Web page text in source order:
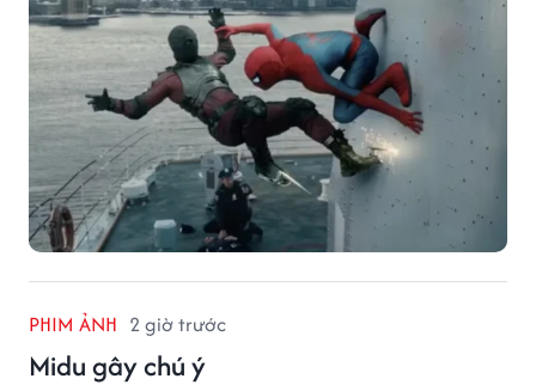
PHIM ẢNH 2 giờ trước
Midu gây chú ý